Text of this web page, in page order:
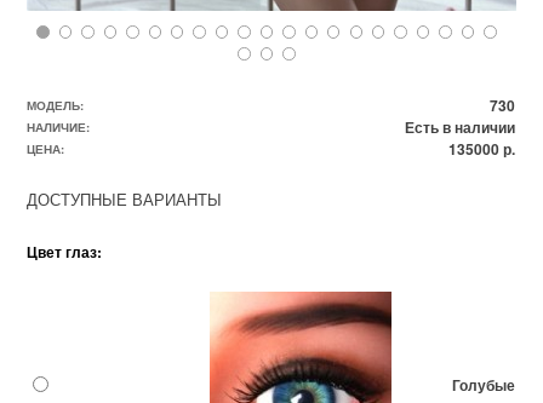
МОДЕЛЬ: 730
НАЛИЧИЕ: Есть в наличии
ЦЕНА: 135000 р.
ДОСТУПНЫЕ ВАРИАНТЫ
Цвет глаз:
Голубые